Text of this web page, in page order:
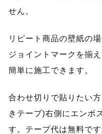
せん。
リピート商品の壁紙の
ジョイントマークを揃
簡単に施工できます。
合わせ切りで貼りたい
きテープ)右側にエンボ
す。テープ代は無料で